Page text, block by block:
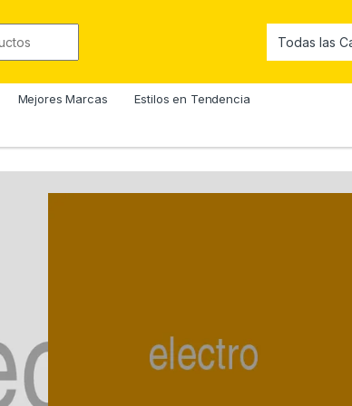
Mejores Marcas Estilos en Tendencia